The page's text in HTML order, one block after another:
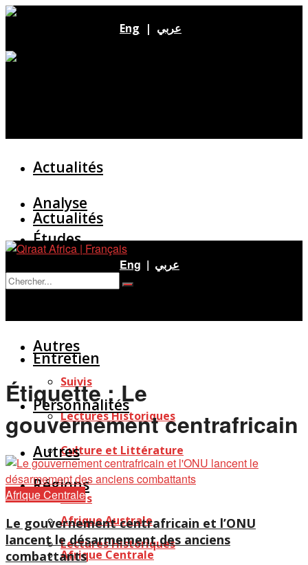
Eng | عربي
Actualités
Analyse
Études
Entretien
Autres
Suivis
Lectures Historiques
Culture et Littérature
Régions
Afrique Australe
Afrique Centrale
Actualités
Entretien
Personnalités
Autres
Suivis
Lectures Historiques
Eng | عربي
Étiquette :Le
gouvernement centrafricain
Afrique Centrale
Le gouvernement centrafricain et l’ONU
lancent le désarmement des anciens
combattants